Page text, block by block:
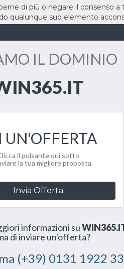
HOME
IL DOMINIO
UN'OFFERTA
il pulsante qui sotto
la tua migliore proposta.
Invia Offerta
informazioni su
di inviare un'offerta?
(+39) 0131 1922
di più o negare il consenso
qualunque suo elemento